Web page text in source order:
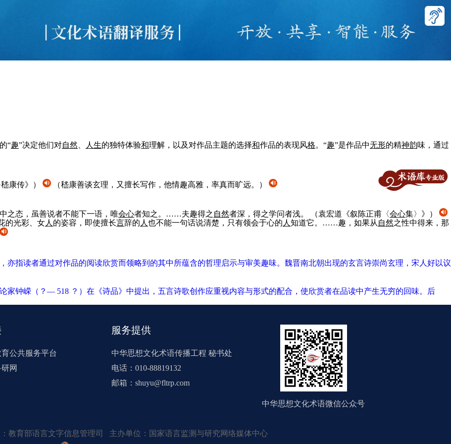
“趣”决定他们对自然 人 生的独特体验和理解，以及对作品主题的选择和作品的表现风格。“趣”是作品中无形的精神韵味，通过
嵇康传》） （嵇康善谈玄理，又擅长写作，他情趣高雅，率真而旷远。）
之态，虽善说者不能下一语，唯会心者知之。……夫趣得之 自然者深，得之学问者浅。 （袁宏道《叙陈正甫〈会心集〉》）
的光彩、女人 的姿容，即使擅长言辞的 人 也不能一句话说清楚，只有领会于心的 人 知道它。……趣，如果从 自然之性中得来，那
亦指读者通过对作品的阅读欣赏而领略到的其中所蕴含的哲理启示与审美趣味。魏晋南北朝出现的玄言诗崇尚玄理，宋人好以议
家钟嵘（？— 518 ？）在《诗品》中提出，五言诗歌创作应重视内容与形式的配合，使欣赏者在品读中产生无穷的回味。后
公共服务平台
网
服务提供
中华思想文化术语传播工程 秘书处
电话：010-88819132
邮箱：shuyu@fltrp.com
中华思想文化术语微信公众号
教育部语言文字信息管理司 主办单位：国家语言监测与研究网络媒体中心